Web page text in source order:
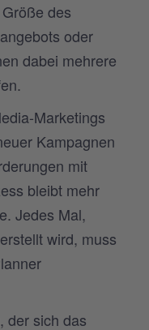
des
oder
dabei mehrere
Marketings
Kampagnen
mit
bleibt mehr
Jedes Mal,
wird, muss
der sich das